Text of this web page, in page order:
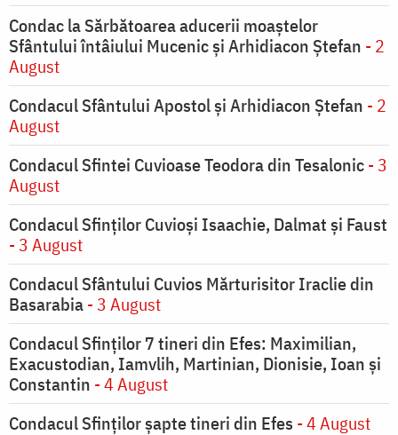
Condac la Sărbătoarea aducerii moaştelor
Sfântului întâiului Mucenic şi Arhidiacon Ştefan - 2
August
Condacul Sfântului Apostol și Arhidiacon Ștefan - 2
August
Condacul Sfintei Cuvioase Teodora din Tesalonic- 3
August
Condacul Sfinţilor Cuvioşi Isaachie, Dalmat şi Faust
- 3 August
Condacul Sfântului Cuvios Mărturisitor Iraclie din
Basarabia- 3 August
Condacul Sfinţilor 7 tineri din Efes: Maximilian,
Exacustodian, Iamvlih, Martinian, Dionisie, Ioan şi
Constantin - 4 August
Condacul Sfinţilor şapte tineri din Efes - 4 August